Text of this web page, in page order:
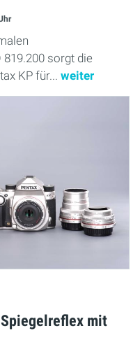
sorgt die
KP für... weiter
mit